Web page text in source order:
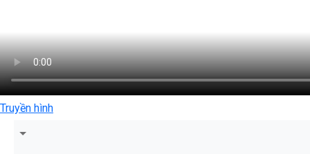
Truyền hình